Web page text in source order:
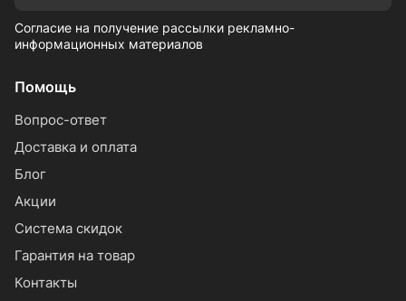
Согласие на получение рассылки рекламно-
информационных материалов
Помощь
Вопрос-ответ
Доставка и оплата
Блог
Акции
Система скидок
Гарантия на товар
Контакты